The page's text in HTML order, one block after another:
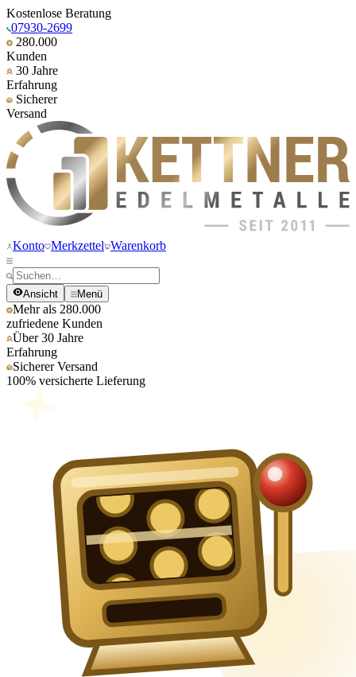
Kostenlose Beratung
07930-2699
280.000
Kunden
30 Jahre
Erfahrung
Sicherer
Versand
Konto Merkzettel Warenkorb
Ansicht Menü
Mehr als 280.000
zufriedene Kunden
Über 30 Jahre
Erfahrung
Sicherer Versand
100% versicherte Lieferung